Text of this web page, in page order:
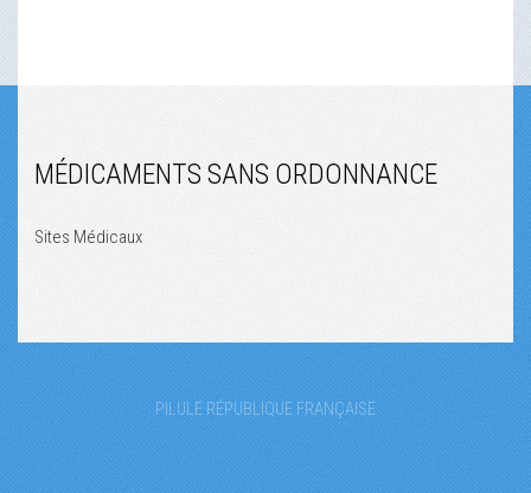
MÉDICAMENTS SANS ORDONNANCE
Sites Médicaux
PILULE RÉPUBLIQUE FRANÇAISE